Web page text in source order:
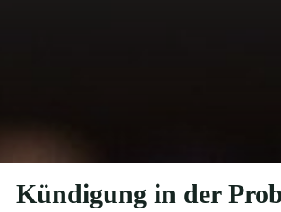
Kündigung in der